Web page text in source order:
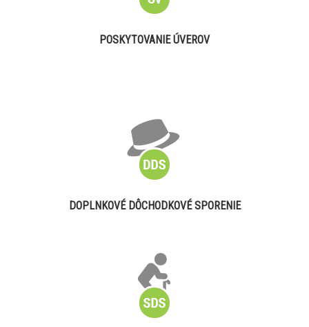
POSKYTOVANIE ÚVEROV
DOPLNKOVÉ DÔCHODKOVÉ SPORENIE